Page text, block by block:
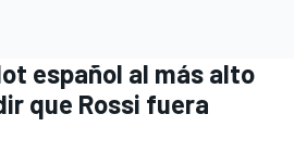
español al más alto
que Rossi fuera